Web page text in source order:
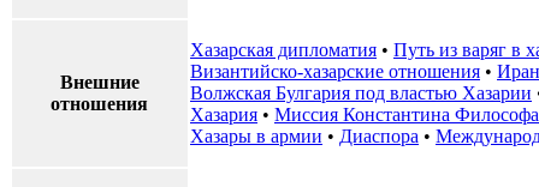
Внешние
отношения
Хазарская дипломатия • Путь из варяг в
Византийско-хазарские отношения •
Волжская Булгария под властью Хазарии
Хазария • Миссия Константина Философа
Хазары в армии • Диаспора •